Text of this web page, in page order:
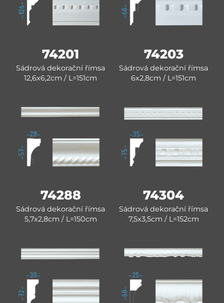
74201
Sádrová dekorační římsa
12,6x6,2cm / L=151cm
74203
Sádrová dekorační římsa
6x2,8cm / L=151cm
74288
Sádrová dekorační římsa
5,7x2,8cm / L=150cm
74304
Sádrová dekorační římsa
7,5x3,5cm / L=152cm